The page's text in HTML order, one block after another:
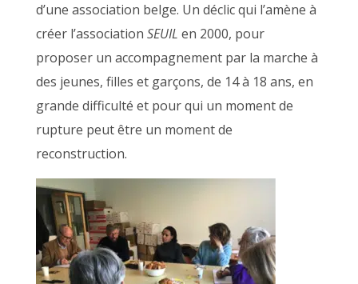
d’une association belge. Un déclic qui l’amène à
créer l’association SEUIL en 2000, pour
proposer un accompagnement par la marche à
des jeunes, filles et garçons, de 14 à 18 ans, en
grande difficulté et pour qui un moment de
rupture peut être un moment de
reconstruction.